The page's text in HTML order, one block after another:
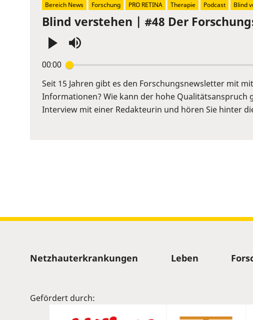
Blind verstehen | #48 Der
00:00
Enter
or
Space
to
Seit 15 Jahren gibt es den Forschungsnewsletter mit
Informationen? Wie kann der hohe Qualitätsanspruch
Interview mit einer Redakteurin und hören Sie hinter
Bereich News Forschung PRO RETINA Therapie Podcast Blind
Sitemap
Netzhauterkrankungen Leben
Gefördert durch: